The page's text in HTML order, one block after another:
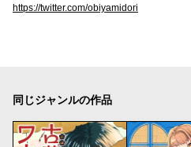
https://twitter.com/obiyamidori
同じジャンルの作品